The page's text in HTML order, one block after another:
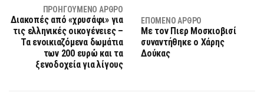
ΠΡΟΗΓΟΎΜΕΝΟ ΆΡΘΡΟ
Διακοπές από «χρυσάφι» για
τις ελληνικές οικογένειες –
Τα ενοικιαζόμενα δωμάτια
των 200 ευρώ και τα
ξενοδοχεία για λίγους
ΕΠΌΜΕΝΟ ΆΡΘΡΟ
Με τον Πιερ Μοσκιοβισί
συναντήθηκε ο Χάρης
Δούκας